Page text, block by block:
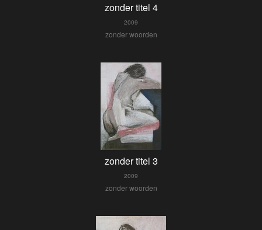
zonder titel 4
2009
zonder woorden
zonder titel 3
2009
zonder woorden